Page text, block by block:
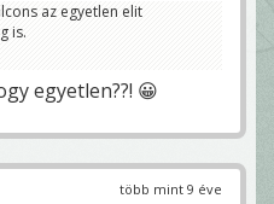
az egyetlen elit
is.
egyetlen??! 😀
több mint 9 éve